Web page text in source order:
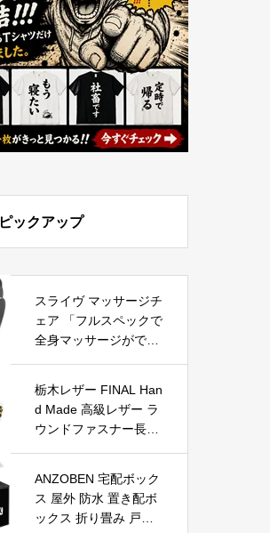
ピックアップ
スライヴ マッサージチ
ェア 「フルスペックで
全身マッサージができ
220 ブラック 管理医療
機器
栃木レザー FINAL Han
d Made 高級レザー ラ
ウンドファスナー長財
A） (JP-2500GRCA
（グリーンキャメル）)
ANZOBEN 宅配ボック
ス 屋外 防水 置き配ボ
ックス 折り畳み 戸建